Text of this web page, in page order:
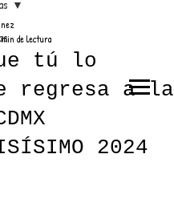
TOP
MARTINEZ
tú lo
regresa a la
2024
de lectura